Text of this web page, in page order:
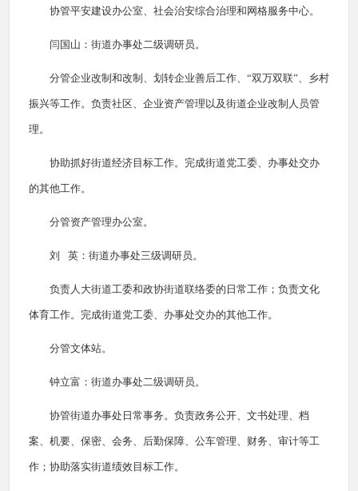
协管平安建设办公室、社会治安综合治理和网格服务中心。
闫国山：街道办事处二级调研员。
分管企业改制和改制、划转企业善后工作、“双万双联”、乡村
振兴等工作。负责社区、企业资产管理以及街道企业改制人员管
理。
协助抓好街道经济目标工作。完成街道党工委、办事处交办
的其他工作。
分管资产管理办公室。
刘 英：街道办事处三级调研员。
负责人大街道工委和政协街道联络委的日常工作；负责文化
体育工作。完成街道党工委、办事处交办的其他工作。
分管文体站。
钟立富：街道办事处二级调研员。
协管街道办事处日常事务。负责政务公开、文书处理、档
案、机要、保密、会务、后勤保障、公车管理、财务、审计等工
作；协助落实街道绩效目标工作。